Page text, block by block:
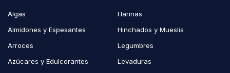
Algas
Almidones y Espesantes
Arroces
Azúcares y Edulcorantes
Harinas
Hinchados y Mueslis
Legumbres
Levaduras